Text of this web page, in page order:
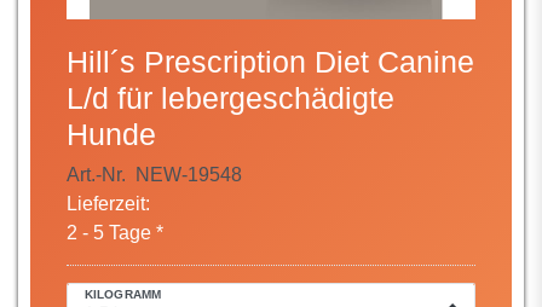
Hill´s Prescription Diet Canine
L/d für lebergeschädigte
Hunde
Art.-Nr.
NEW-19548
Lieferzeit:
2 - 5 Tage *
KILOGRAMM